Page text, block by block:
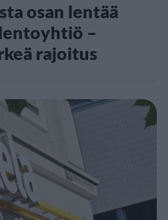
osan lentää
–
rajoitus